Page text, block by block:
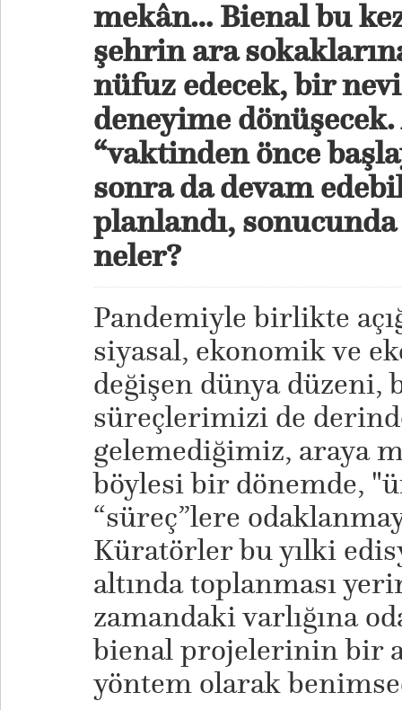
mekân… Bienal bu
şehrin ara
nüfuz edecek, bir
deneyime dönüşecek.
“vaktinden önce
sonra da devam
planlandı,
neler?
Pandemiyle birlikte
siyasal, ekonomik ve
değişen dünya düzeni,
süreçlerimizi de
gelemediğimiz, araya
böylesi bir dönemde,
“süreç”lere
Küratörler bu yılki
altında toplanması
zamandaki varlığına
bienal projelerinin bir
yöntem olarak